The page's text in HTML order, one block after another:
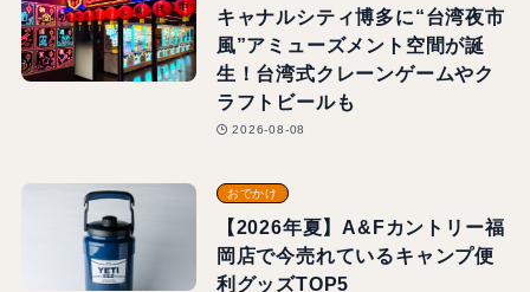
キャナルシティ博多に“台湾夜市
風”アミューズメント空間が誕
生！台湾式クレーンゲームやク
ラフトビールも
2026-08-08
おでかけ
【2026年夏】A&Fカントリー福
岡店で今売れているキャンプ便
利グッズTOP5